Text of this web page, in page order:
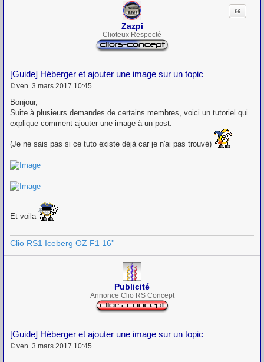
Zazpi
Clioteux Respecté
[Guide] Héberger et ajouter une image sur un topic
Citation
e
s
s
a
e
ven. 3 mars 2017 10:45
Bonjour,
Suite à plusieurs demandes de certains membres, voici un tutoriel qui
explique comment ajouter une image à un post.
(Je ne sais pas si ce tuto existe déjà car je n'ai pas trouvé)
Et voila
Clio RS1 Iceberg OZ F1 16''
Publicité
Annonce Clio RS Concept
[Guide] Héberger et ajouter une image sur un topic
ven. 3 mars 2017 10:45